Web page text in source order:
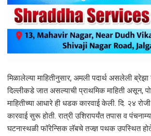
मिळालेल्या माहितीनुसार, अमली पदार्थ असलेली
दिल्लीकडे जात असल्याची प्राथमिक माहिती असून,
माहितीच्या आधारे ही धडक कारवाई केली. दि. २४
कारवाई सुरू होती. रात्री उशिरापर्यंत तपास व
घटनास्थळी फॉरेन्सिक लॅबचे तज्ज्ञ पथक उपस्थित